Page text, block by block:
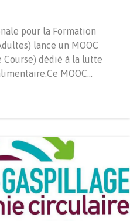
pour la Formation
lance un MOOC
Course) dédié à la lutte
MOOC…